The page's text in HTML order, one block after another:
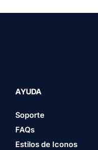
AYUDA
Soporte
FAQs
Estilos de Iconos